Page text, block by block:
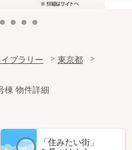
ブラリー
東京都
棟 物件詳細
「住みたい街」